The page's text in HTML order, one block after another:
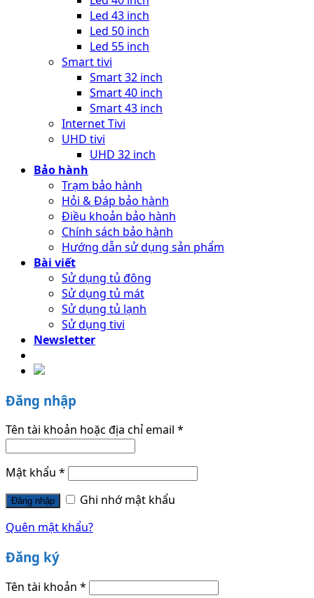
Led 43 inch
Led 50 inch
Led 55 inch
Smart tivi
Smart 32 inch
Smart 40 inch
Smart 43 inch
Internet Tivi
UHD tivi
UHD 32 inch
Bảo hành
Trạm bảo hành
Hỏi & Đáp bảo hành
Điều khoản bảo hành
Chính sách bảo hành
Hướng dẫn sử dụng sản phẩm
Bài viết
Sử dụng tủ đông
Sử dụng tủ mát
Sử dụng tủ lạnh
Sử dụng tivi
Newsletter
Đăng nhập
Tên tài khoản hoặc địa chỉ email *
Mật khẩu *
Đăng nhập
Ghi nhớ mật khẩu
Quên mật khẩu?
Đăng ký
Tên tài khoản *